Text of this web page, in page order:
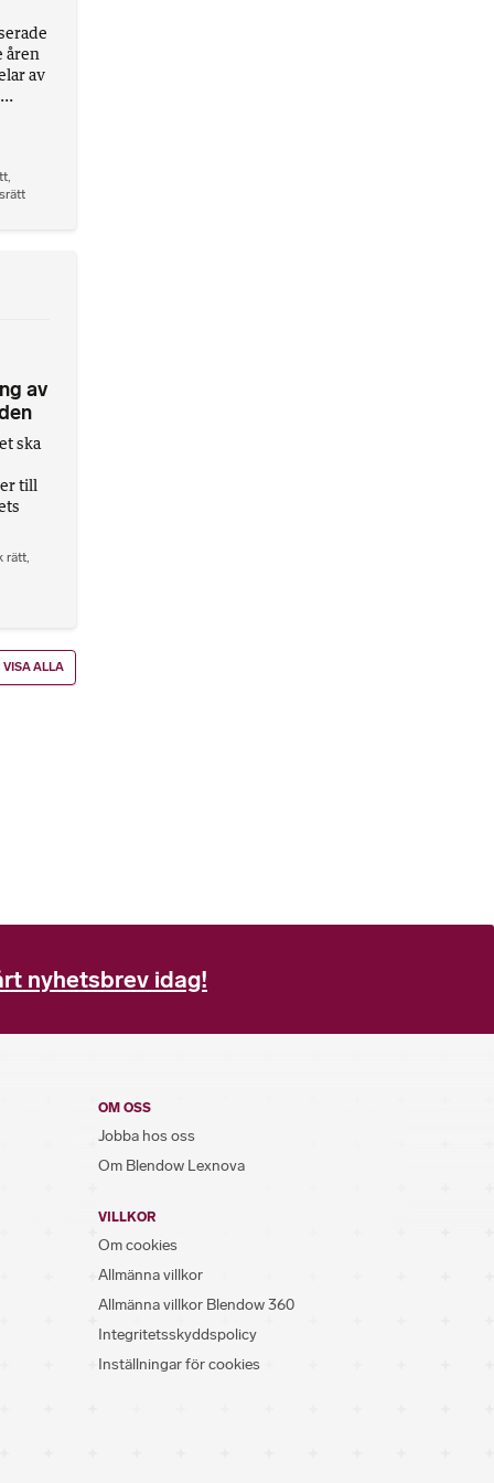
åren
av
av
ska
till
rätt
VISA ALLA
nyhetsbrev idag!
OM OSS
Jobba hos oss
Om Blendow Lexnova
VILLKOR
Om cookies
Allmänna villkor
Allmänna villkor Blendow 360
Integritetsskyddspolicy
Inställningar för cookies